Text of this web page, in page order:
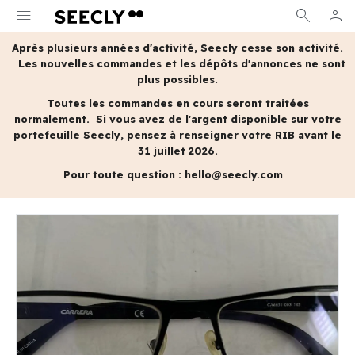
menu search person
MON
Après plusieurs années d'activité, Seecly cesse son activité.
Les nouvelles commandes et les dépôts d'annonces ne sont
plus possibles.
Toutes les commandes en cours seront traitées
normalement. Si vous avez de l'argent disponible sur votre
portefeuille Seecly, pensez à renseigner votre RIB avant le
31 juillet 2026.
Pour toute question : hello@seecly.com